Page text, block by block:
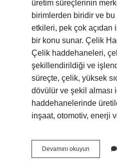
üretim süreçlerinin
birimlerden biridir ve bu
etkileri, pek çok açıdan
bir konu sunar. Çelik
Çelik haddehaneleri,
şekillendirildiği ve
süreçte, çelik, yüksek
dövülür ve şekil alması
haddehanelerinde
inşaat, otomotiv, enerji
Devamını okuyun
haddehane